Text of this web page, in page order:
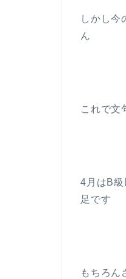
しかし今
ん
これで文
4月はB
足です
もちろん